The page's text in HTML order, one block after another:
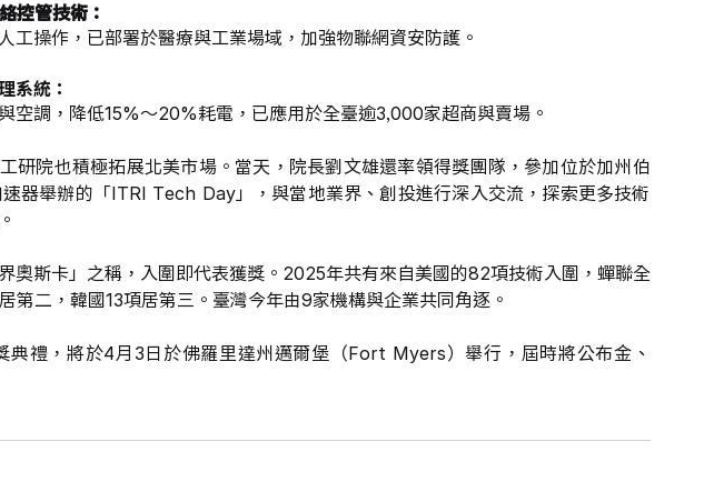
控管技術：
工操作，已部署於醫療與工業場域，加強物聯網資安防護。
系統：
空調，降低15%～20%耗電，已應用於全臺逾3,000家超商與賣場。
研院也積極拓展北美市場。當天，院長劉文雄還率領得獎團隊，參加位於加州伯
器舉辦的「ITRI Tech Day」，與當地業界、創投進行深入交流，探索更多技術
奧斯卡」之稱，入圍即代表獲獎。2025年共有來自美國的82項技術入圍，蟬聯全
第二，韓國13項居第三。臺灣今年由9家機構與企業共同角逐。
典禮，將於4月3日於佛羅里達州邁爾堡（Fort Myers）舉行，屆時將公布金、